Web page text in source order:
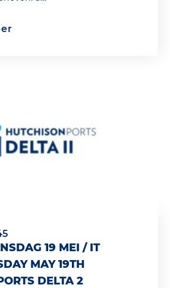
19 MEI / IT
MAY 19TH
DELTA 2